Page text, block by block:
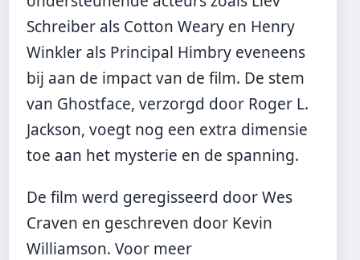
Schreiber als Cotton Weary en Henry
Winkler als Principal Himbry eveneens
bij aan de impact van de film. De stem
van Ghostface, verzorgd door Roger L.
Jackson, voegt nog een extra dimensie
toe aan het mysterie en de spanning.
De film werd geregisseerd door Wes
Craven en geschreven door Kevin
Williamson. Voor meer